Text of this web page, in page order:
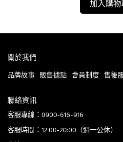
加入購物
關於我們
品牌故事 販售據點 會員制度 售後
聯絡資訊
客服專線：0900-616-916
客服時間：12:00-20:00（週一公休）